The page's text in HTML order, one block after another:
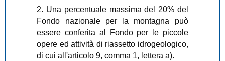
2. Una percentuale massima del 20% del
Fondo nazionale per la montagna può
essere conferita al Fondo per le piccole
opere ed attività di riassetto idrogeologico,
di cui all'articolo 9, comma 1, lettera a).